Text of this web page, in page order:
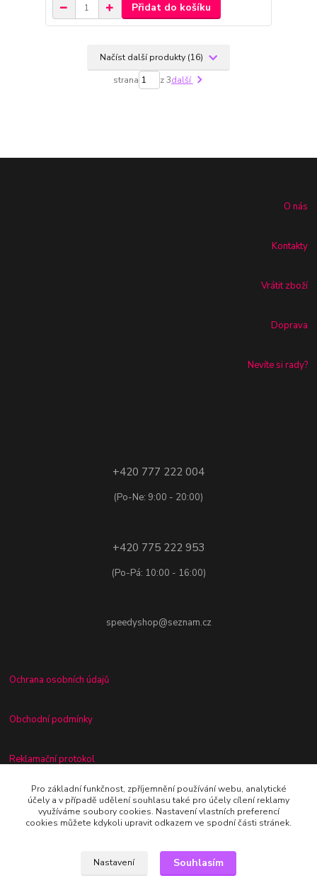
Přidat do košíku
Načíst další produkty (16)
strana z 3další
O nás
Kontakty
Vrátit zboží
Doprava
Nevíte si rady?
+420 777 222 004
(Po-Ne: 9:00 - 20:00)
+420 775 222 953
(Po-Pá: 10:00 - 16:00)
speedyshop@seznam.cz
Ochrana osobních údajů
Obchodní podmínky
Reklamační protokol
Odstoupení od kupní smlouvy
Pro základní funkčnost, zpříjemnění používání webu, analytické
účely a v případě udělení souhlasu také pro účely cílení reklamy
využíváme soubory cookies. Nastavení vlastních preferencí
cookies můžete kdykoli upravit odkazem ve spodní části stránek.
Nastavení Souhlasím